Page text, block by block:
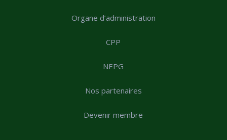
Organe d’administration
CPP
NEPG
Nos partenaires
Devenir membre